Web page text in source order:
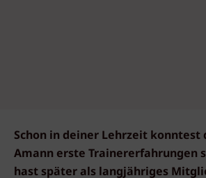
Schon in deiner Lehrzeit konntest
Amann erste Trainererfahrungen
hast später als langjähriges